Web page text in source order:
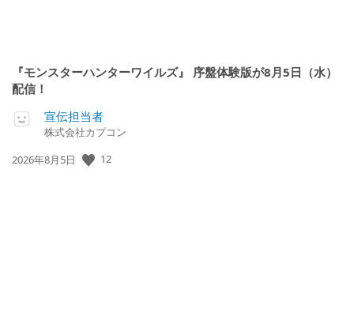
『モンスターハンターワイルズ』 序盤体験版が8月5日（水）
配信！
宣伝担当者
株式会社カプコン
公
2026年8月5日 12